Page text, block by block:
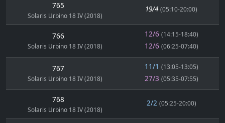
765
Solaris Urbino 18 IV (2018)
19/4 (05:10-20:00)
766
Solaris Urbino 18 IV (2018)
12/6 (14:15-18:40)
12/6 (06:25-07:40)
767
Solaris Urbino 18 IV (2018)
11/1 (13:05-13:05)
27/3 (05:35-07:55)
768
Solaris Urbino 18 IV (2018)
2/2 (05:25-20:00)